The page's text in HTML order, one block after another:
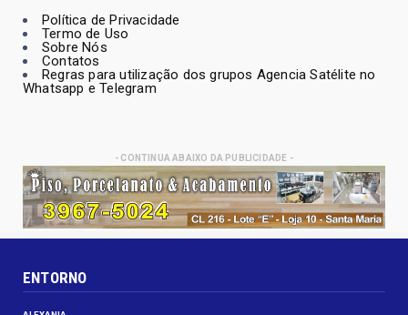
Política de Privacidade
Termo de Uso
Sobre Nós
Contatos
Regras para utilização dos grupos Agencia Satélite no
Whatsapp e Telegram
- CONTINUA ABAIXO DA PUBLICIDADE -
ENTORNO